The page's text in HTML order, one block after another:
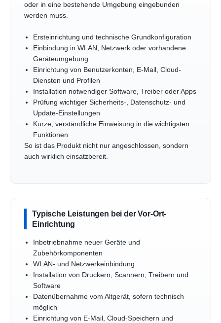
oder in eine bestehende Umgebung eingebunden
werden muss.
Ersteinrichtung und technische Grundkonfiguration
Einbindung in WLAN, Netzwerk oder vorhandene
Geräteumgebung
Einrichtung von Benutzerkonten, E-Mail, Cloud-
Diensten und Profilen
Installation notwendiger Software, Treiber oder Apps
Prüfung wichtiger Sicherheits-, Datenschutz- und
Update-Einstellungen
Kurze, verständliche Einweisung in die wichtigsten
Funktionen
So ist das Produkt nicht nur angeschlossen, sondern
auch wirklich einsatzbereit.
Typische Leistungen bei der Vor-Ort-
Einrichtung
Inbetriebnahme neuer Geräte und
Zubehörkomponenten
WLAN- und Netzwerkeinbindung
Installation von Druckern, Scannern, Treibern und
Software
Datenübernahme vom Altgerät, sofern technisch
möglich
Einrichtung von E-Mail, Cloud-Speichern und